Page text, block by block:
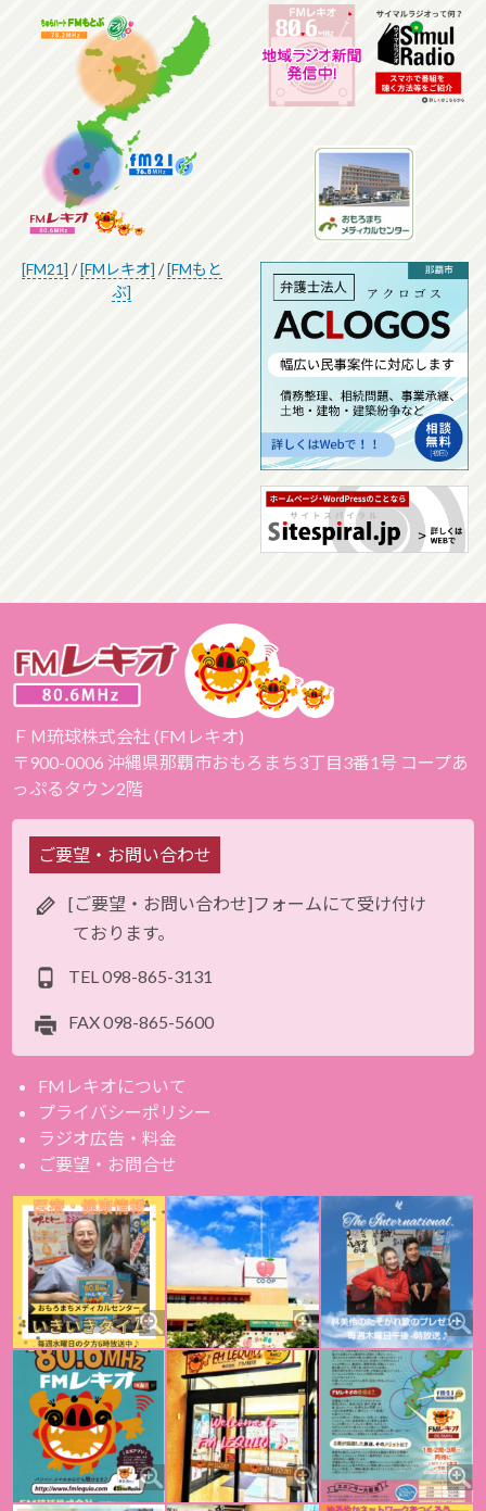
[FM21] /[FMレキオ] /[FMもと
ぶ]
ＦＭ琉球株式会社 (FMレキオ)
〒900-0006 沖縄県那覇市おもろまち3丁目3番1号 コープあ
っぷるタウン2階
ご要望・お問い合わせ
[ご要望・お問い合わせ]フォームにて受け付け
ております。
TEL 098-865-3131
FAX098-865-5600
FMレキオについて
プライバシーポリシー
ラジオ広告・料金
ご要望・お問合せ